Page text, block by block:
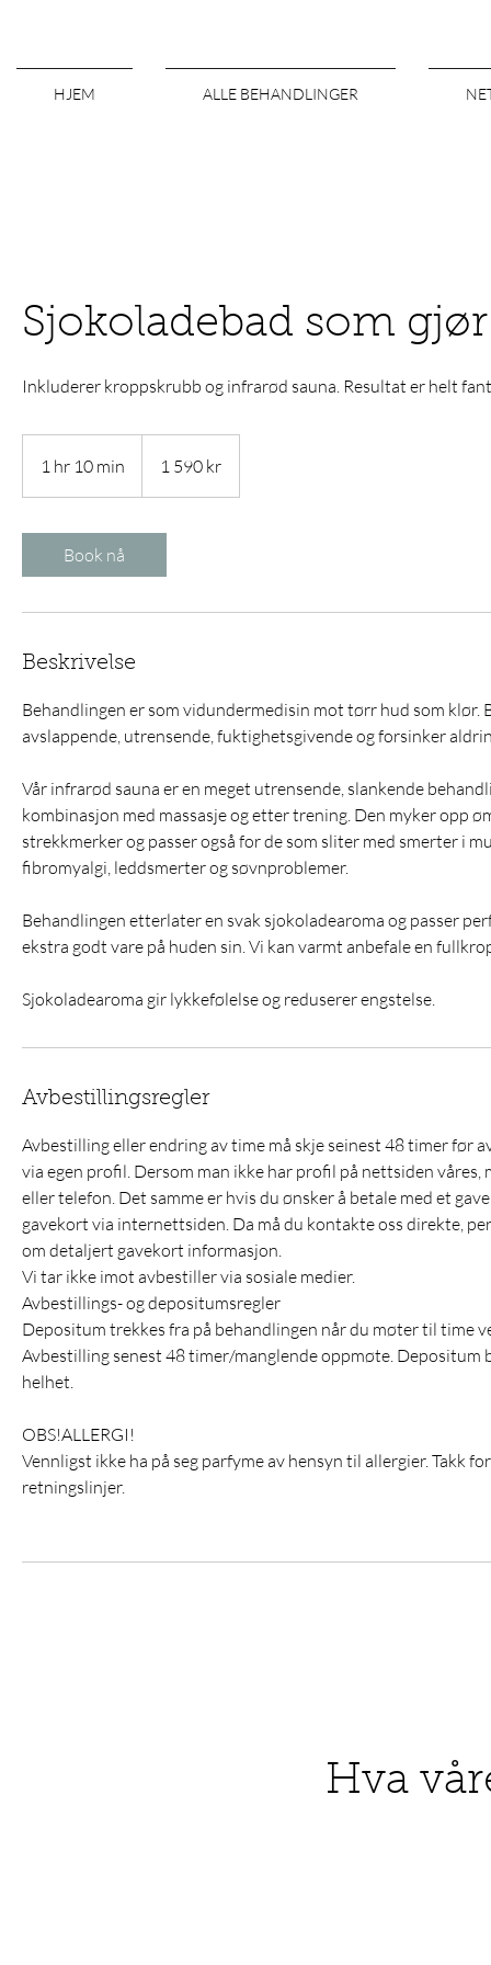
HJEM ALLE BEHANDLINGER
Sjokoladebad som
Inkluderer kroppskrubb og infrarød sauna. Resultat er helt
1 hr 10 min
h
m
kroner1 590 kr
Book nå
Beskrivelse
Behandlingen er som vidundermedisin mot tørr hud som klør.
avslappende, utrensende, fuktighetsgivende og forsinker
Vår infrarød sauna er en meget utrensende, slankende
kombinasjon med massasje og etter trening. Den myker opp
strekkmerker og passer også for de som sliter med smerter i
fibromyalgi, leddsmerter og søvnproblemer.
Behandlingen etterlater en svak sjokoladearoma og passer
ekstra godt vare på huden sin. Vi kan varmt anbefale en
Sjokoladearoma gir lykkefølelse og reduserer engstelse.
Avbestillingsregler
Avbestilling eller endring av time må skje seinest 48 timer før
via egen profil. Dersom man ikke har profil på nettsiden våres,
eller telefon. Det samme er hvis du ønsker å betale med et
gavekort via internettsiden. Da må du kontakte oss direkte,
om detaljert gavekort informasjon.
Vi tar ikke imot avbestiller via sosiale medier.
Avbestillings- og depositumsregler
Depositum trekkes fra på behandlingen når du møter til time
Avbestilling senest 48 timer/manglende oppmøte. Depositum
helhet.
OBS!ALLERGI!
Vennligst ikke ha på seg parfyme av hensyn til allergier. Takk
retningslinjer.
Hva